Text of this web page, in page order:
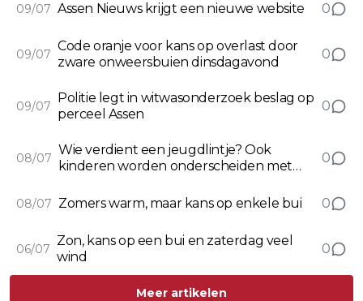
09/07 Assen Nieuws krijgt een nieuwe website 0
09/07
Code oranje voor kans op overlast door
zware onweersbuien dinsdagavond
0
09/07
Politie legt in witwasonderzoek beslag op
perceel Assen
0
08/07
Wie verdient een jeugdlintje? Ook
kinderen worden onderscheiden met
0
08/07 Zomers warm, maar kans op enkele bui 0
06/07
Zon, kans op een bui en zaterdag veel
wind
0
Meer artikelen